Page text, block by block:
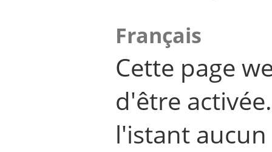
Français
Cette page
d'être
l'istant